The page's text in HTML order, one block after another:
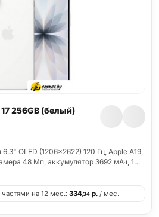
256GB (белый)
OLED (1206x2622) 120 Гц, Apple A19,
48 Мп, аккумулятор 3692 мАч, 1…
частями на 12 мес.: 334,34р./ мес.